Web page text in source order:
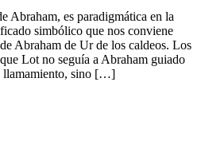
Abraham, es paradigmática en la
simbólico que nos conviene
Abraham de Ur de los caldeos. Los
Lot no seguía a Abraham guiado
llamamiento, sino […]